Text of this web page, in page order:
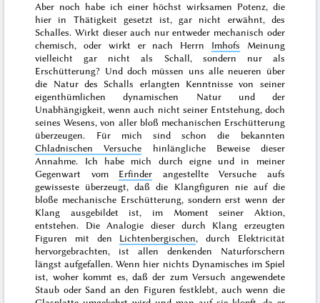
Aber noch habe ich einer höchst wirksamen Potenz, die
hier in Thätigkeit gesetzt ist, gar nicht erwähnt, des
Schalles. Wirkt dieser auch nur entweder mechanisch oder
chemisch, oder wirkt er nach Herrn Imhofs Meinung
vielleicht gar nicht als Schall, sondern nur als
Erschütterung? Und doch müssen uns alle neueren über
die Natur des Schalls erlangten Kenntnisse von seiner
eigenthümlichen dynamischen Natur und der
Unabhängigkeit, wenn auch nicht seiner Entstehung, doch
seines Wesens,von aller bloß mechanischen Erschütterung
überzeugen. Für mich sind schon die bekannten
Chladnischen Versuche hinlängliche Beweise dieser
Annahme. Ich habe mich durch eigne und in meiner
Gegenwart vom Erfinder angestellte Versuche aufs
gewisseste überzeugt, daß die Klangfiguren nie auf die
bloße mechanische Erschütterung, sondern erst wenn der
Klang ausgebildet ist, im Moment seiner Aktion,
entstehen. Die Analogie dieser durch Klang erzeugten
Figuren mit den Lichtenbergischen, durch Elektricität
hervorgebrachten, ist allen denkenden Naturforschern
längst aufgefallen. Wenn hier nichts Dynamisches im Spiel
ist, woher kommt es, daß der zum Versuch angewendete
Staub oder Sand an den Figuren festklebt, auch wenn die